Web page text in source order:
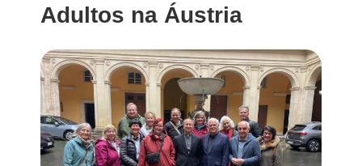
Adultos na Áustria